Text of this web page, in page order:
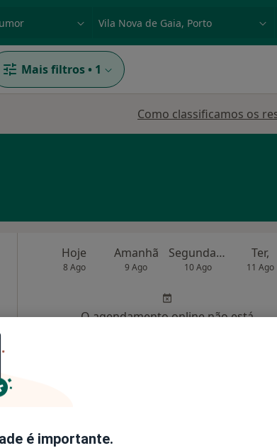
Mais filtros • 1
Como classificamos os
Hoje
8 Ago
Amanhã
9 Ago
Segunda-feira
10 Ago
Ter,
11 Ago
O agendamento online não está
é importante.